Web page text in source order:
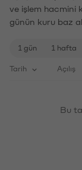
ve işlem hacmini
günün kuru baz
1 gün 1 hafta
Tarih Açılış
Bu